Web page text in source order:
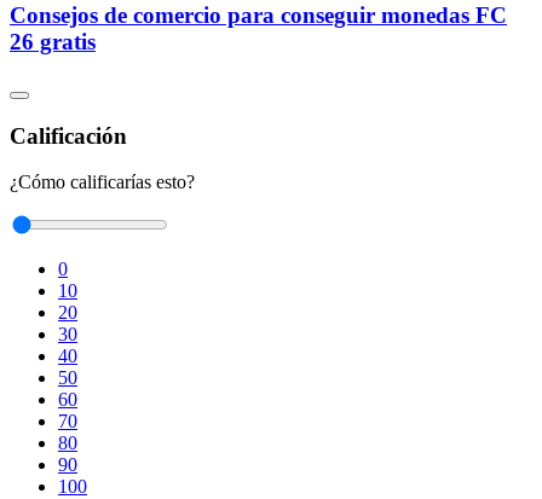
Consejos de comercio para conseguir monedas FC
26 gratis
Calificación
¿Cómo calificarías esto?
0
10
20
30
40
50
60
70
80
90
100